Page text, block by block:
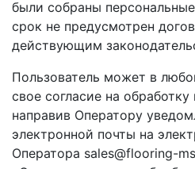
были собраны
срок не предусмотрен
действующим
Пользователь может в
свое согласие на
направив Оператору
электронной почты на
Оператора sales@flooring-